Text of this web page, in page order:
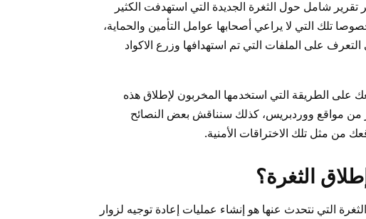
شامل حول الثغرة الجديدة التي استهدفت الكثير
تلك التي لا يراعي أصحابها عوامل التأمين والحماية،
على الملفات التي تم استهدافها وزرع الاكواد
الطريقة التي استخدمها المخربون لإطلاق هذه
من مواقع ووردبريس، كذلك سنناقش بعض النصائح
من مثل تلك الاختراقات الأمنية.
الثغرة؟
التي نتحدث عنها هو إنشاء عمليات إعادة توجيه لزوار